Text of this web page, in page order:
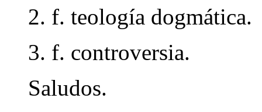
2. f. teología dogmática.
3. f. controversia.
Saludos.